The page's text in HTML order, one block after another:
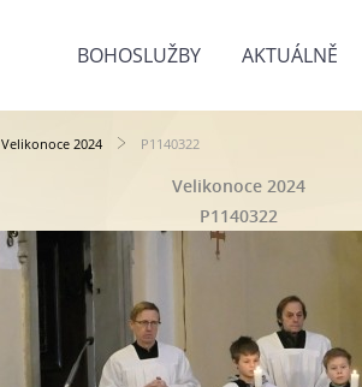
BOHOSLUŽBY AKTUÁLNĚ
Velikonoce 2024 P1140322
Velikonoce 2024
P1140322